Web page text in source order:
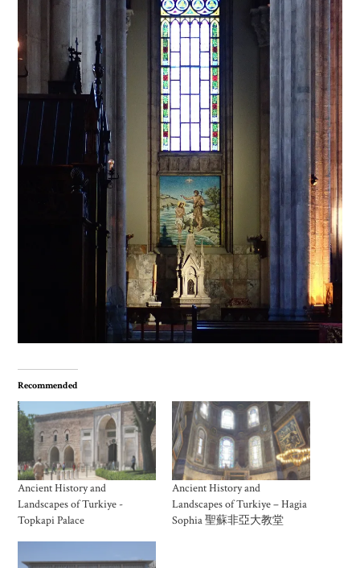
Recommended
Ancient History and
Landscapes of Turkiye -
Topkapi Palace
Ancient History and
Landscapes of Turkiye – Hagia
Sophia 聖蘇非亞大教堂